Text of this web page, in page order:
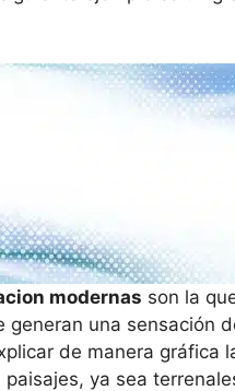
modernas son la
una sensación
de manera gráfica
ya sea